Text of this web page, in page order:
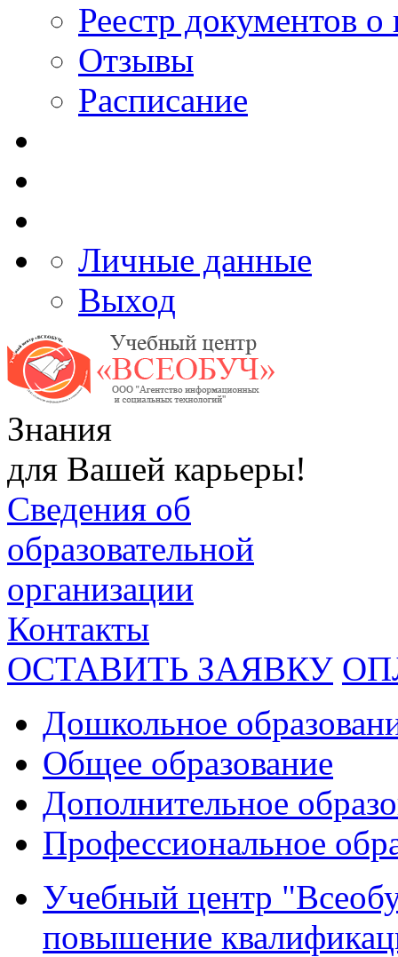
Реестр документов
Отзывы
Расписание
Личные данные
Выход
Знания
для Вашей карьеры!
Сведения об
образовательной
организации
Контакты
ОСТАВИТЬ ЗАЯВКУ
Дошкольное
Общее образование
Дополнительное
Профессиональное
Учебный центр
повышение